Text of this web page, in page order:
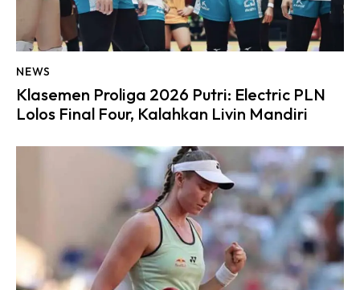
NEWS
Klasemen Proliga 2026 Putri: Electric PLN
Lolos Final Four, Kalahkan Livin Mandiri